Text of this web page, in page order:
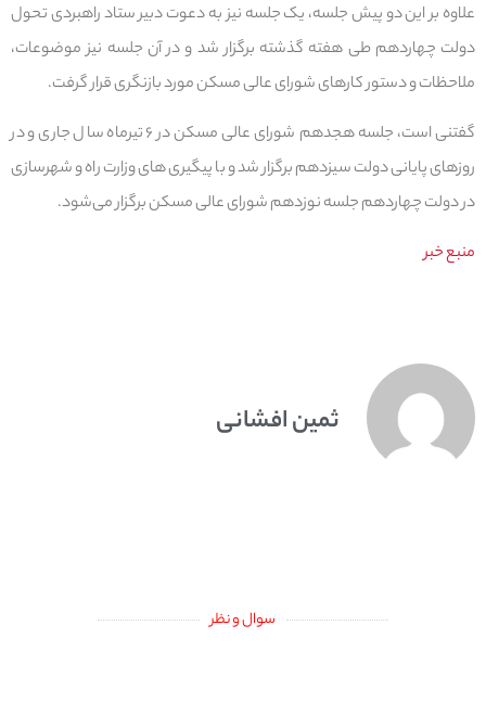
علاوه بر این دو پیش جلسه، یک جلسه نیز به دعوت دبیر ستاد راهبردی تحول
دولت چهاردهم طی هفته گذشته برگزار شد و در آن جلسه نیز موضوعات،
ملاحظات و دستور کارهای شورای عالی مسکن مورد بازنگری قرار گرفت.
گفتنی است، جلسه هجدهم شورای عالی مسکن در ۶ تیرماه سال جاری و در
روزهای پایانی دولت سیزدهم برگزار شد و با پیگیری های وزارت راه و شهرسازی
در دولت چهاردهم جلسه نوزدهم شورای عالی مسکن برگزار می‌شود.
منبع خبر
ثمین افشانی
سوال و نظر